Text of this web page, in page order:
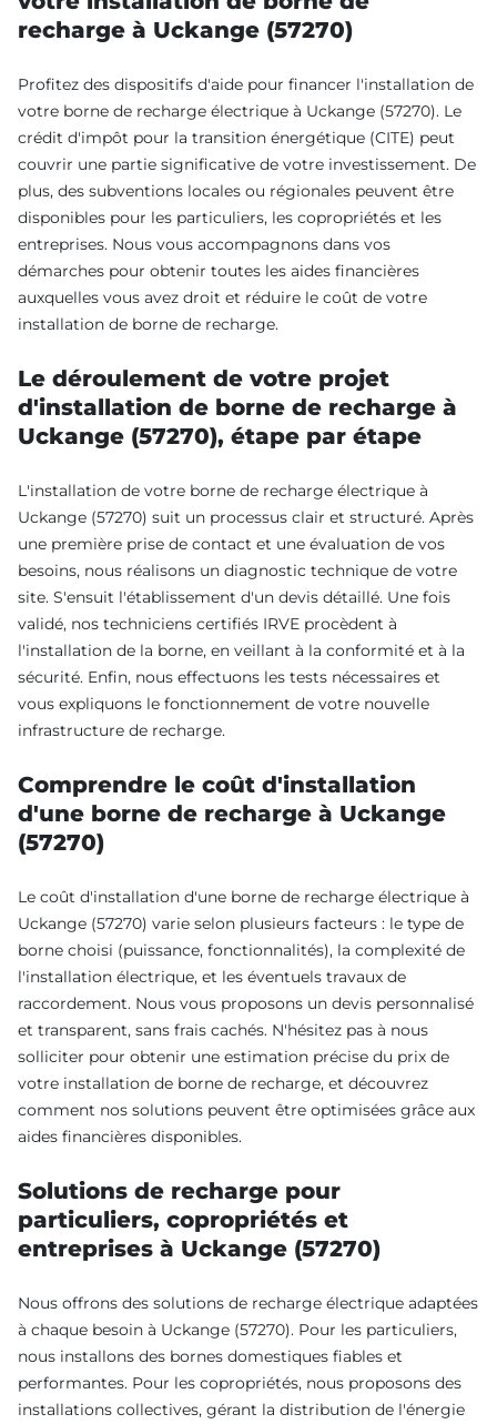
recharge à Uckange (57270)
Profitez des dispositifs d'aide pour financer l'installation de
votre borne de recharge électrique à Uckange (57270). Le
crédit d'impôt pour la transition énergétique (CITE) peut
couvrir une partie significative de votre investissement. De
plus, des subventions locales ou régionales peuvent être
disponibles pour les particuliers, les copropriétés et les
entreprises. Nous vous accompagnons dans vos
démarches pour obtenir toutes les aides financières
auxquelles vous avez droit et réduire le coût de votre
installation de borne de recharge.
Le déroulement de votre projet
d'installation de borne de recharge à
Uckange (57270), étape par étape
L'installation de votre borne de recharge électrique à
Uckange (57270) suit un processus clair et structuré. Après
une première prise de contact et une évaluation de vos
besoins, nous réalisons un diagnostic technique de votre
site. S'ensuit l'établissement d'un devis détaillé. Une fois
validé, nos techniciens certifiés IRVE procèdent à
l'installation de la borne, en veillant à la conformité et à la
sécurité. Enfin, nous effectuons les tests nécessaires et
vous expliquons le fonctionnement de votre nouvelle
infrastructure de recharge.
Comprendre le coût d'installation
d'une borne de recharge à Uckange
(57270)
Le coût d'installation d'une borne de recharge électrique à
Uckange (57270) varie selon plusieurs facteurs : le type de
borne choisi (puissance, fonctionnalités), la complexité de
l'installation électrique, et les éventuels travaux de
raccordement. Nous vous proposons un devis personnalisé
et transparent, sans frais cachés. N'hésitez pas à nous
solliciter pour obtenir une estimation précise du prix de
votre installation de borne de recharge, et découvrez
comment nos solutions peuvent être optimisées grâce aux
aides financières disponibles.
Solutions de recharge pour
particuliers, copropriétés et
entreprises à Uckange (57270)
Nous offrons des solutions de recharge électrique adaptées
à chaque besoin à Uckange (57270). Pour les particuliers,
nous installons des bornes domestiques fiables et
performantes. Pour les copropriétés, nous proposons des
installations collectives, gérant la distribution de l'énergie